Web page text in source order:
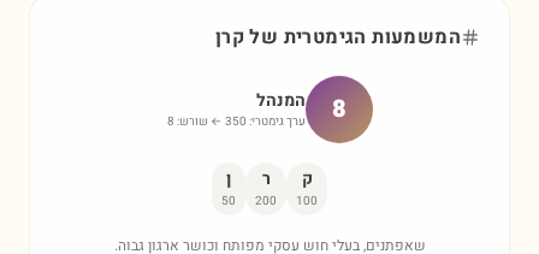
המשמעות הגימטרית שלקרן
8 המנהל
ערך גימטרי: 350 ← שורש: 8
ק
100
ר
200
ן
50
שאפתנים, בעלי חוש עסקי מפותח וכושר ארגון גבוה.